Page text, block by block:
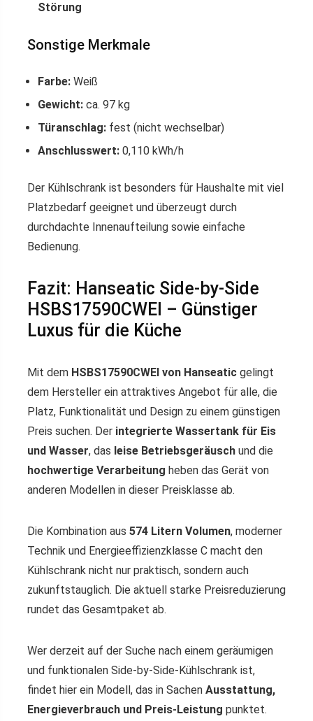
Störung
Sonstige Merkmale
Farbe: Weiß
Gewicht: ca. 97 kg
Türanschlag: fest (nicht wechselbar)
Anschlusswert: 0,110 kWh/h
Der Kühlschrank ist besonders für Haushalte mit viel
Platzbedarf geeignet und überzeugt durch
durchdachte Innenaufteilung sowie einfache
Bedienung.
Fazit: Hanseatic Side-by-Side
HSBS17590CWEI – Günstiger
Luxus für die Küche
Mit dem HSBS17590CWEI von Hanseatic gelingt
dem Hersteller ein attraktives Angebot für alle, die
Platz, Funktionalität und Design zu einem günstigen
Preis suchen. Der integrierte Wassertank für Eis
und Wasser, das leise Betriebsgeräusch und die
hochwertige Verarbeitung heben das Gerät von
anderen Modellen in dieser Preisklasse ab.
Die Kombination aus 574 Litern Volumen, moderner
Technik und Energieeffizienzklasse C macht den
Kühlschrank nicht nur praktisch, sondern auch
zukunftstauglich. Die aktuell starke Preisreduzierung
rundet das Gesamtpaket ab.
Wer derzeit auf der Suche nach einem geräumigen
und funktionalen Side-by-Side-Kühlschrank ist,
findet hier ein Modell, das in Sachen Ausstattung,
Energieverbrauch und Preis-Leistung punktet.